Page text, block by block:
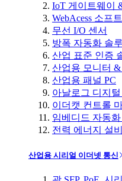
IoT 게이트웨이
WebAcess 소프
무선 I/O 센서
방폭 자동화 솔
산업 표준 인증
산업용 모니터 &
산업용 패널 PC
아날로그 디지
이더캣 컨트롤
임베디드 자동화
전력 에너지 설
산업용 시리얼 이더넷 통신